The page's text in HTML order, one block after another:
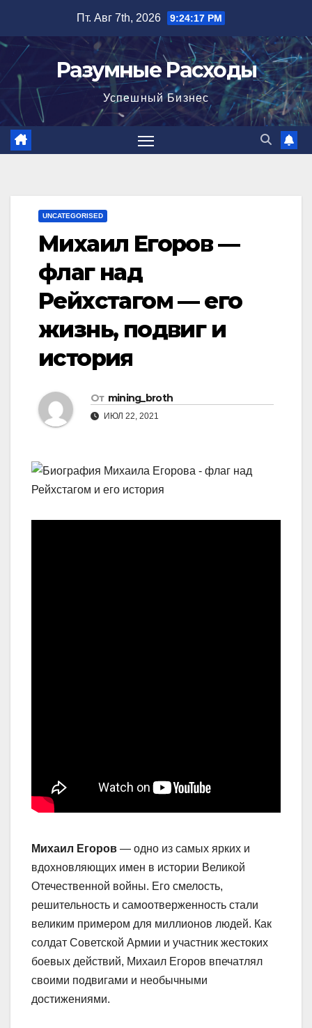
содержимому
Пт. Авг 7th, 2026 9:24:18 PM
Разумные Расходы
Успешный Бизнес
UNCATEGORISED
Михаил Егоров —
флаг над
Рейхстагом — его
жизнь, подвиг и
история
От mining_broth
ИЮЛ 22, 2021
Михаил Егоров — одно из самых ярких и
вдохновляющих имен в истории Великой
Отечественной войны. Его смелость,
решительность и самоотверженность стали
великим примером для миллионов людей. Как
солдат Советской Армии и участник жестоких
боевых действий, Михаил Егоров впечатлял
своими подвигами и необычными
достижениями.